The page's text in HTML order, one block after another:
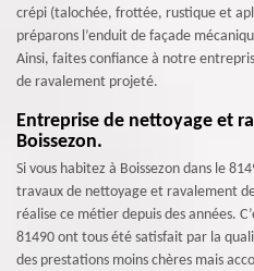
crépi (talochée, frottée, rustique et
préparons l’enduit de façade
Ainsi, faites confiance à notre
de ravalement projeté.
Entreprise de nettoyage et
Boissezon.
Si vous habitez à Boissezon dans le
travaux de nettoyage et ravalement
réalise ce métier depuis des années.
81490 ont tous été satisfait par la
des prestations moins chères mais